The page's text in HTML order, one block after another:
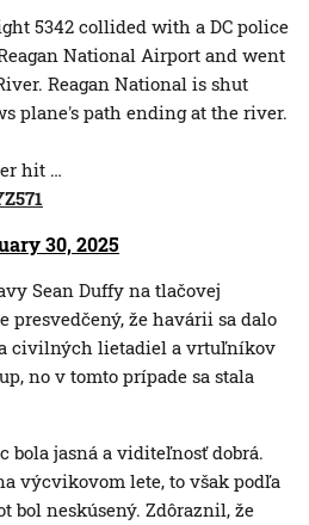
5342 collided with a DC police
National Airport and went
Reagan National is shut
plane's path ending at the river.
hit …
30, 2025
Sean Duffy na tlačovej
presvedčený, že havárii sa dalo
civilných lietadiel a vrtuľníkov
no v tomto prípade sa stala
bola jasná a viditeľnosť dobrá.
výcvikovom lete, to však podľa
bol neskúsený. Zdôraznil, že